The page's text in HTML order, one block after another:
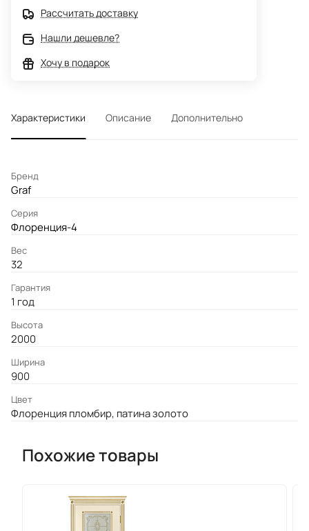
Рассчитать доставку
Нашли дешевле?
Хочу в подарок
Характеристики Описание Дополнительно
Бренд
Graf
Серия
Флоренция-4
Вес
32
Гарантия
1 год
Высота
2000
Ширина
900
Цвет
Флоренция пломбир, патина золото
Похожие товары